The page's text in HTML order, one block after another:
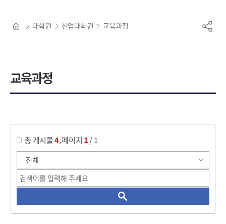
교육과정
대학원 산업대학원 교육과정
총 게시물4,페이지 1/ 1